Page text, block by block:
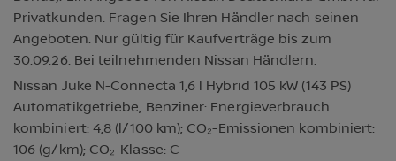
Privatkunden. Fragen Sie Ihren Händler nach seinen
Angeboten. Nur gültig für Kaufverträge bis zum
30.09.26. Bei teilnehmenden Nissan Händlern.
Nissan Juke N-Connecta 1,6 l Hybrid 105 kW (143 PS)
Automatikgetriebe, Benziner: Energieverbrauch
kombiniert: 4,8 (l/100 km); CO₂-Emissionen kombiniert:
106 (g/km); CO₂-Klasse: C